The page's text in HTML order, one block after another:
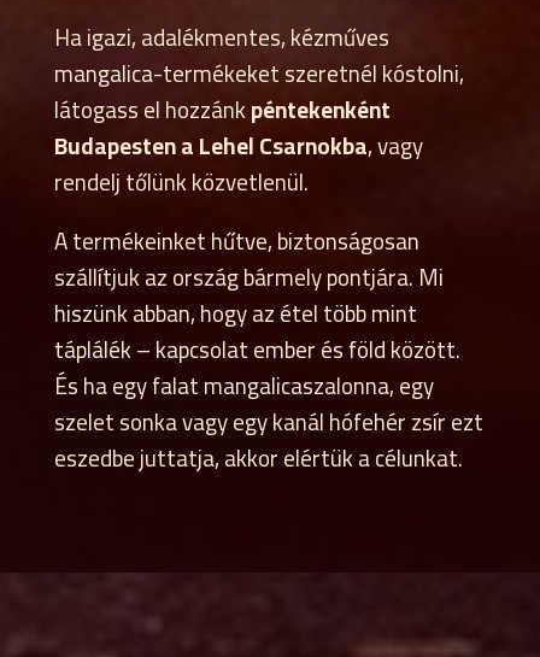
Ha igazi, adalékmentes, kézműves
mangalica-termékeket szeretnél kóstolni,
látogass el hozzánkpéntekenként
Budapesten a Lehel Csarnokba, vagy
rendelj tőlünk közvetlenül.
A termékeinket hűtve, biztonságosan
szállítjuk az ország bármely pontjára. Mi
hiszünk abban, hogy az étel több mint
táplálék – kapcsolat ember és föld között.
És ha egy falat mangalicaszalonna, egy
szelet sonka vagy egy kanál hófehér zsír ezt
eszedbe juttatja, akkor elértük a célunkat.